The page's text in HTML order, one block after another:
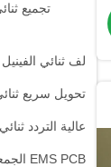
تجميع
لف ثنائي
تحويل سريع
عالية التردد
EMS PCB الجمعية